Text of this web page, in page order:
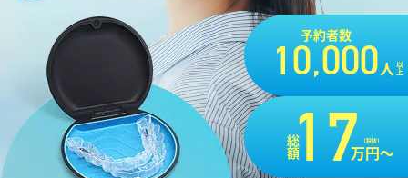
予約者数
10,000人以上
総額17万円〜
（税抜）